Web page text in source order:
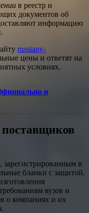
в реестр и
документов об
информацию
russiany-
цены и ответят на
условиях.
и
зарегистрированным в
бланки с защитой.
вузов и
о компаниях и их